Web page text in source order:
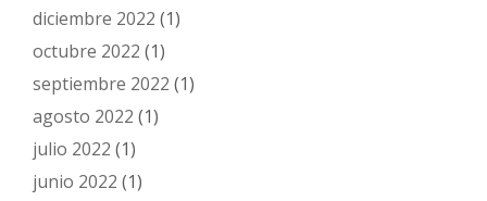
diciembre 2022 (1)
octubre 2022 (1)
septiembre 2022 (1)
agosto 2022 (1)
julio 2022 (1)
junio 2022 (1)